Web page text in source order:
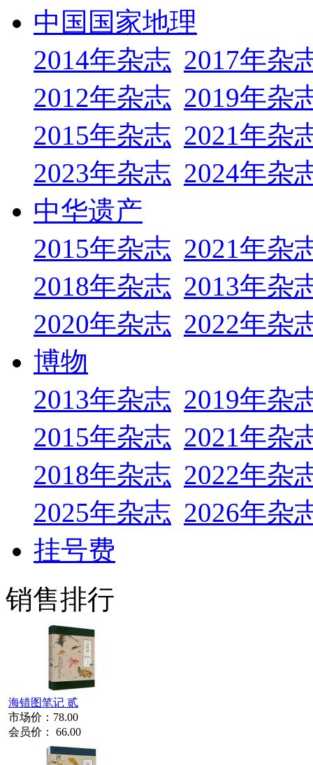
中国国家地理
2014年杂志 2017年杂
2012年杂志 2019年杂
2015年杂志 2021年杂
2023年杂志 2024年杂
中华遗产
2015年杂志 2021年杂
2018年杂志 2013年杂
2020年杂志 2022年杂
博物
2013年杂志 2019年杂
2015年杂志 2021年杂
2018年杂志 2022年杂
2025年杂志 2026年杂
挂号费
销售排行
海错图笔记 贰
市场价： 78.00
会员价： 66.00